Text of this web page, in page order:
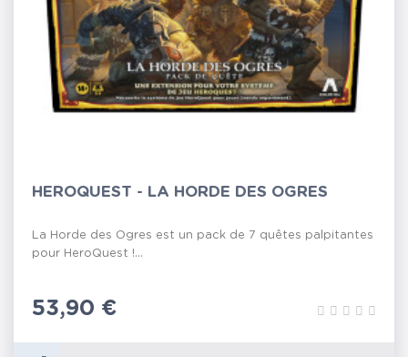
HEROQUEST - LA HORDE DES OGRES
La Horde des Ogres est un pack de 7 quêtes palpitantes
pour HeroQuest !...
Prix
53,90 €